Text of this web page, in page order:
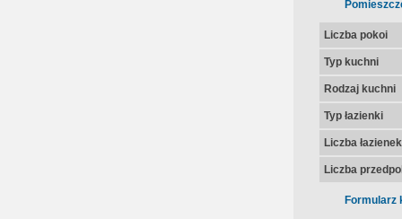
Liczba pokoi
Typ kuchni
Rodzaj kuchni
Typ łazienki
Liczba łazienek
Liczba
Formularz